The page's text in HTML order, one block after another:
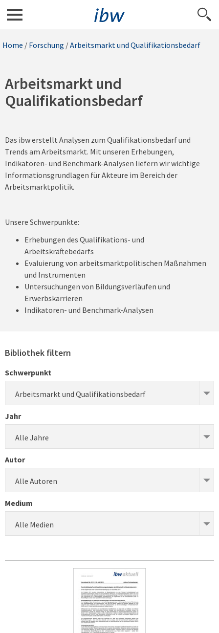
Home / Forschung /Arbeitsmarkt und Qualifikationsbedarf
Arbeitsmarkt und
Qualifikationsbedarf
Das ibw erstellt Analysen zum Qualifikationsbedarf und
Trends am Arbeitsmarkt. Mit unseren Erhebungen,
Indikatoren- und Benchmark-Analysen liefern wir wichtige
Informationsgrundlagen für Akteure im Bereich der
Arbeitsmarktpolitik.
Unsere Schwerpunkte:
Erhebungen des Qualifikations- und
Arbeitskräftebedarfs
Evaluierung von arbeitsmarktpolitischen Maßnahmen
und Instrumenten
Untersuchungen von Bildungsverläufen und
Erwerbskarrieren
Indikatoren- und Benchmark-Analysen
Bibliothek filtern
Schwerpunkt
Arbeitsmarkt und Qualifikationsbedarf
Jahr
Alle Jahre
Autor
Alle Autoren
Medium
Alle Medien